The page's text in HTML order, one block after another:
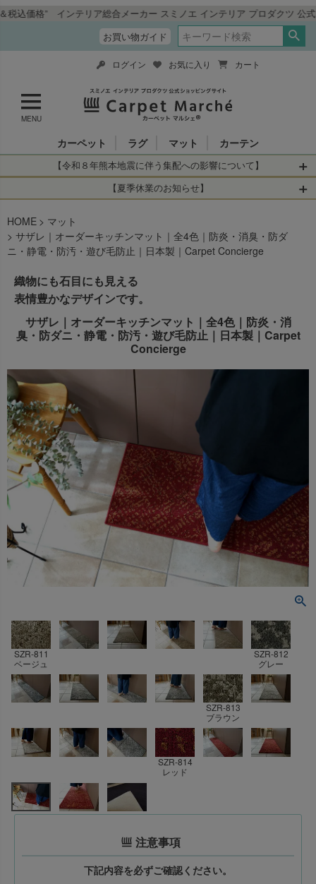
ンテリア総合メーカー スミノエ インテリア プロダクツ 公式ショッピング
お買い物ガイド
MENU
ログイン お気に入り カート
カーペット ラグ マット カーテン
【令和８年熊本地震に伴う集配への影響について】
令和8年熊本地震により、お亡くなりになられた方々に深く
お見舞い申し上げます。 この地震の影響により、現在、一
部地域を発着するお荷物のお届けに遅れが生じておりま
す。
【お荷物のお届けに遅れが生じている地域】
・全国から九州あてのお荷物
・九州から全国あてのお荷物
なお、今後の被害状況や交通規制などにより、対象地域や
サービスへの影響が変更となる場合がございます。
お客さまにはご不便をおかけいたしますが、何卒ご理解賜
りますようお願い申し上げます。
詳しくはこちら
【夏季休業のお知らせ】
当店は は2026年8月11日(火)～2026年8月16日(日)
を休業とさせて頂きます。
休業中のご注文に関しては自動返信メールは届きますが、
へのご返答ができかねます。 休業明けから順次送信させて
いただきますのでよろしくお願いいたします。
出荷センターも休業となりますため、休業期間中のご注文
2026年8月18日(火)以降となります。
HOME
マット
サザレ｜オーダーキッチンマット｜全4色｜防炎・消臭・防ダ
ニ・静電・防汚・遊び毛防止｜日本製｜Carpet Concierge
織物にも石目にも見える
表情豊かなデザインです。
サザレ｜オーダーキッチンマット｜全4色｜防炎・消
臭・防ダニ・静電・防汚・遊び毛防止｜日本製｜Carpet
Concierge
SZR-811
ベージュ
SZR-812
グレー
SZR-813
ブラウン
SZR-814
レッド
注意事項
下記内容を必ずご確認ください。